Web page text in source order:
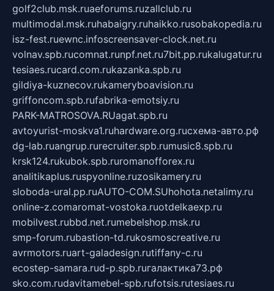
golf2club.msk.ruaeforums.ruzallclub.ru
multimodal.msk.ruhabaigry.ruhaikko.rusobakopedia.ru
isz-fest.ruewnc.infoscreensaver-clock.net.ru
volnav.spb.rucomnat.runpf.net.ru7bit.pp.rukalugatur.ru
tesiaes.rucard.com.rukazanka.spb.ru
gildiya-kuznecov.rukameryboavision.ru
griffoncom.spb.rufabrika-emotsiy.ru
PARK-MATROSOVA.RUagat.spb.ru
avtoyurist-moskva1.ruhardware.org.ruсхема-авто.рф
dg-lab.ruangrup.rurecruiter.spb.rumusic8.spb.ru
krsk124.rukubok.spb.ruromanofforex.ru
analitikaplus.ruspyonline.ruzosikamery.ru
sloboda-ural.pp.ruAUTO-COM.SUhohota.netalimy.ru
online-z.comaromat-vostoka.ruotdelkaexp.ru
mobilvest.rubbd.net.rumebelshop.msk.ru
smp-forum.rubastion-td.rukosmoscreative.ru
avrmotors.ruart-galadesign.rutiffany-c.ru
ecostep-samara.rud-p.spb.ruгалактика73.рф
sko.com.rudavitamebel-spb.rufotsis.rutesiaes.ru